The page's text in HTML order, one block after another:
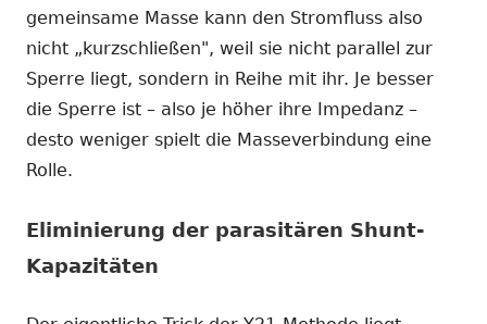
gemeinsame Masse kann den Stromfluss also
nicht „kurzschließen", weil sie nicht parallel zur
Sperre liegt, sondern in Reihe mit ihr. Je besser
die Sperre ist – also je höher ihre Impedanz –
desto weniger spielt die Masseverbindung eine
Rolle.
Eliminierung der parasitären Shunt-
Kapazitäten